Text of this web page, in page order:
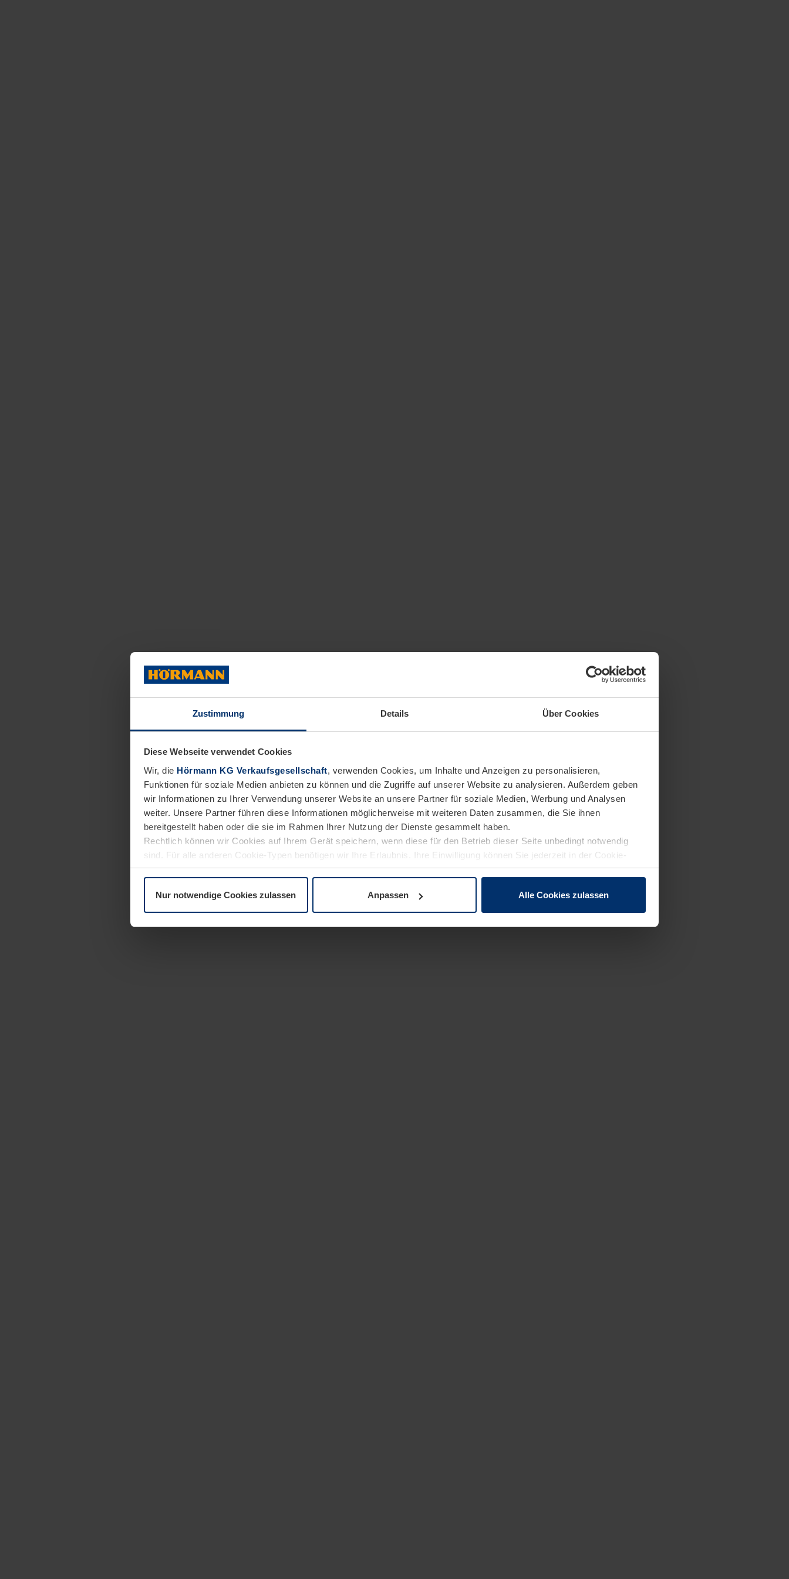
Zustimmung Details Über Cookies
Diese Webseite verwendet Cookies
Wir, die Hörmann KG Verkaufsgesellschaft, verwenden Cookies, um Inhalte und Anzeigen zu personalisieren,
Funktionen für soziale Medien anbieten zu können und die Zugriffe auf unserer Website zu analysieren. Außerdem geben
wir Informationen zu Ihrer Verwendung unserer Website an unsere Partner für soziale Medien, Werbung und Analysen
weiter. Unsere Partner führen diese Informationen möglicherweise mit weiteren Daten zusammen, die Sie ihnen
bereitgestellt haben oder die sie im Rahmen Ihrer Nutzung der Dienste gesammelt haben.
Rechtlich können wir Cookies auf Ihrem Gerät speichern, wenn diese für den Betrieb dieser Seite unbedingt notwendig
sind. Für alle anderen Cookie-Typen benötigen wir Ihre Erlaubnis. Ihre Einwilligung können Sie jederzeit in der Cookie-
Erläuterung auf der SeiteDatenschutzerklärungunserer Website ändern oder widerrufen.
Nur notwendige Cookies zulassen Anpassen Alle Cookies zulassen